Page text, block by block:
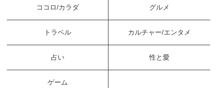
ココロ/カラダ グルメ
トラベル カルチャー/エンタメ
占い 性と愛
ゲーム